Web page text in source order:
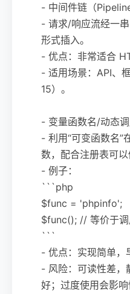
- 中间件链（
- 请求/响应流经一
形式插入。
- 优点：非常适合
- 适用场景：API、
15）。
- 变量函数名/动态调
- 利用“可变函数名”
数，配合注册表可以
- 例子：
```php
$func = 'phpinfo';
$func(); // 等价于
```
- 优点：实现简单，
- 风险：可读性差，
好；过度使用会影